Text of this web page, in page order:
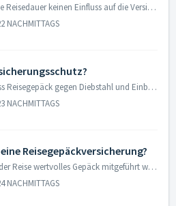
Zu beachten ist, dass die Reisedauer keinen Einfluss auf die Versicherungssumme hat, sondern nur die Laufzeit der Police beeinflusst. Daher sollten Sie stet...
NACHMITTAGS
Für alle Policen gilt, dass Reisegepäck gegen Diebstahl und Einbruch versichert ist. Voraussetzung hierfür ist jedoch, dass der Versicherungsnehmer seine So...
NACHMITTAGS
Reisegepäckversicherung?
Immer dann, wenn auf der Reise wertvolles Gepäck mitgeführt wird, sollte man es absichern. Denn außer enormem Stress muss man auch mit finanziellen Verluste...
NACHMITTAGS